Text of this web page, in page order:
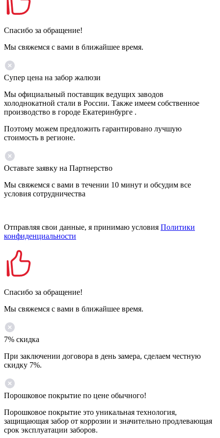
Спасибо за обращение!
Мы свяжемся с вами в ближайшее время.
Супер цена на забор жалюзи
Мы официальный поставщик ведущих заводов
холоднокатной стали в России. Также имеем собственное
производство в городе Екатеринбурге .
Поэтому можем предложить гарантировано лучшую
стоимость в регионе.
Оставьте заявку на Партнерство
Мы свяжемся с вами в течении 10 минут и обсудим все
условия сотрудничества
Отправляя свои данные, я принимаю условия Политики
конфиденциальности
Спасибо за обращение!
Мы свяжемся с вами в ближайшее время.
7% скидка
При заключении договора в день замера, сделаем честную
скидку 7%.
Порошковое покрытие по цене обычного!
Порошковое покрытие это уникальная технология,
защищающая забор от коррозии и значительно продлевающая
срок эксплуатации заборов.